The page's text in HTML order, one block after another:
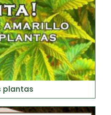
plantas